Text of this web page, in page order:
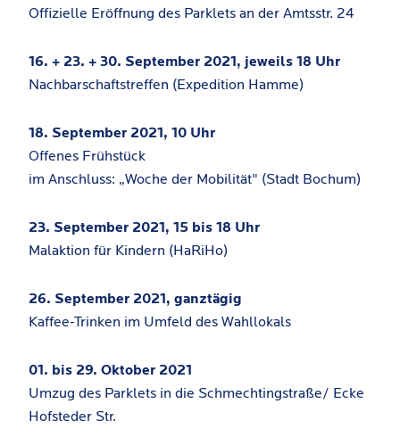
Offizielle Eröffnung des Parklets an der Amtsstr. 24
16. + 23. + 30. September 2021, jeweils 18 Uhr
Nachbarschaftstreffen (Expedition Hamme)
18. September 2021, 10 Uhr
Offenes Frühstück
im Anschluss: „Woche der Mobilität" (Stadt Bochum)
23. September 2021, 15 bis 18 Uhr
Malaktion für Kindern (HaRiHo)
26. September 2021, ganztägig
Kaffee-Trinken im Umfeld des Wahllokals
01. bis 29. Oktober 2021
Umzug des Parklets in die Schmechtingstraße/ Ecke
Hofsteder Str.